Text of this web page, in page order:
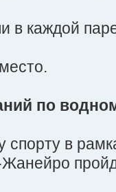
в каждой
по
спорту в